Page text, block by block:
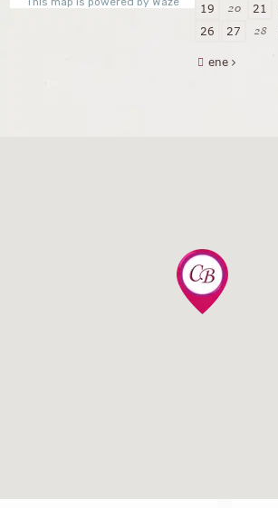
19 20 21
26 27 28
ene